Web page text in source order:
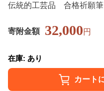
伝統的工芸品 合格祈願筆
寄附金額 32,000円
在庫: あり